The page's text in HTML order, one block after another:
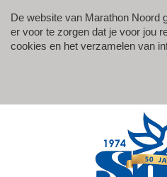
De website van Marathon Noord
er voor te zorgen dat je voor jou
cookies en het verzamelen van